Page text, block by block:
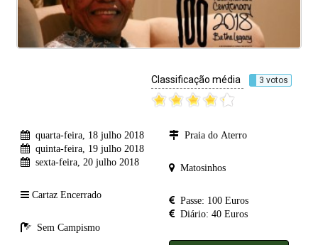
Classificação média 3 votos
quarta-feira, 18 julho 2018
quinta-feira, 19 julho 2018
sexta-feira, 20 julho 2018
Cartaz Encerrado
Sem Campismo
Praia do Aterro
Matosinhos
Passe: 100 Euros
Diário: 40 Euros